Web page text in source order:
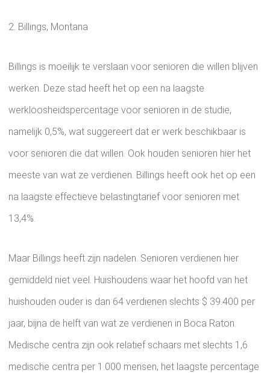
2. Billings, Montana
Billings is moeilijk te verslaan voor senioren die willen blijven
werken. Deze stad heeft het op een na laagste
werkloosheidspercentage voor senioren in de studie,
namelijk 0,5%, wat suggereert dat er werk beschikbaar is
voor senioren die dat willen. Ook houden senioren hier het
meeste van wat ze verdienen. Billings heeft ook het op een
na laagste effectieve belastingtarief voor senioren met
13,4%.
Maar Billings heeft zijn nadelen. Senioren verdienen hier
gemiddeld niet veel. Huishoudens waar het hoofd van het
huishouden ouder is dan 64 verdienen slechts $ 39.400 per
jaar, bijna de helft van wat ze verdienen in Boca Raton.
Medische centra zijn ook relatief schaars met slechts 1,6
medische centra per 1.000 mensen, het laagste percentage